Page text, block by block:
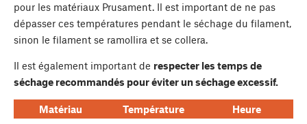
pour les matériaux Prusament. Il est important de ne pas
dépasser ces températures pendant le séchage du filament,
sinon le filament se ramollira et se collera.
Il est également important de respecter les temps de
séchage recommandés pour éviter un séchage excessif.
Matériau Température
Heure